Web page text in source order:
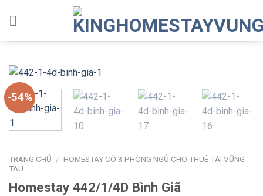
-54%
TRANG CHỦ / HOMESTAY CÓ 3 PHÒNG NGỦ CHO THUÊ TẠI VŨNG
TÀU
Homestay 442/1/4D Bình Giã